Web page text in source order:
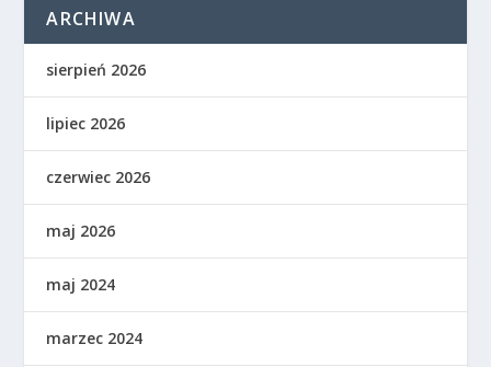
ARCHIWA
sierpień 2026
lipiec 2026
czerwiec 2026
maj 2026
maj 2024
marzec 2024